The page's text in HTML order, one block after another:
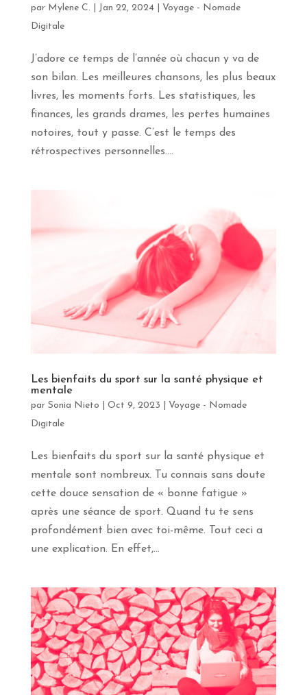
par Mylene C. Jan 22, 2024| Voyage - Nomade
Digitale
J’adore ce temps de l’année où chacun y va de
son bilan. Les meilleures chansons, les plus beaux
livres, les moments forts. Les statistiques, les
finances, les grands drames, les pertes humaines
notoires, tout y passe. C’est le temps des
rétrospectives personnelles....
Les bienfaits du sport sur la santé physique et
mentale
par Sonia Nieto Oct 9, 2023
Voyage - Nomade
Digitale
Les bienfaits du sport sur la santé physique et
mentale sont nombreux. Tu connais sans doute
cette douce sensation de « bonne fatigue »
après une séance de sport. Quand tu te sens
profondément bien avec toi-même. Tout ceci a
une explication. En effet,...